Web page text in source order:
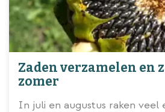
Zaden verzamelen en
zomer
In juli en augustus raken veel